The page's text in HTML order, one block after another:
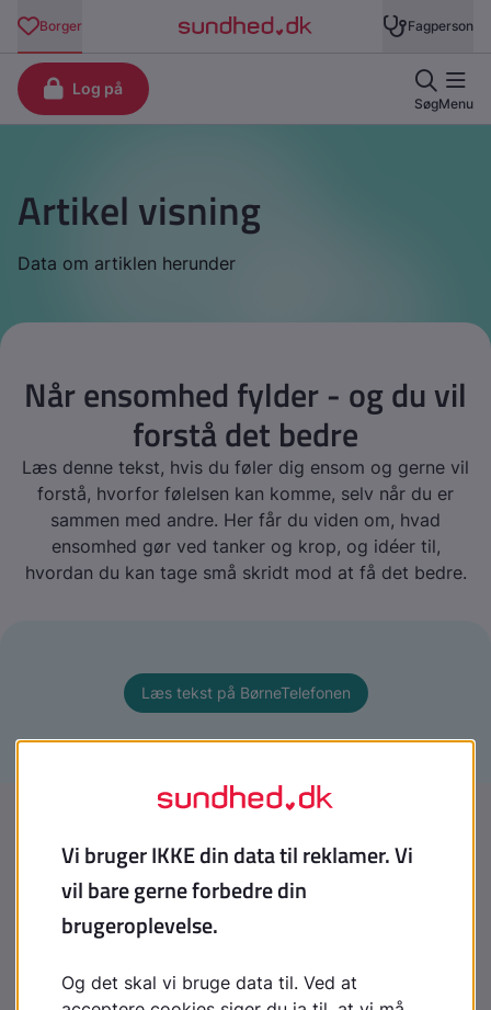
Artikel visning
Data om artiklen herunder
Når ensomhed fylder - og du vil
forstå det bedre
Læs denne tekst, hvis du føler dig ensom og gerne vil
forstå, hvorfor følelsen kan komme, selv når du er
sammen med andre. Her får du viden om, hvad
ensomhed gør ved tanker og krop, og idéer til,
hvordan du kan tage små skridt mod at få det bedre.
Læs tekst på BørneTelefonen